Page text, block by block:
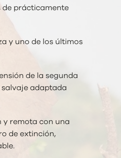
de prácticamente
y uno de los últimos
de la segunda
salvaje adaptada
y remota con una
de extinción,